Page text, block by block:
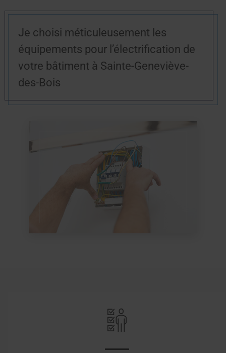
Je choisi méticuleusement les
équipements pour l’électrification de
votre bâtiment à Sainte-Geneviève-
des-Bois